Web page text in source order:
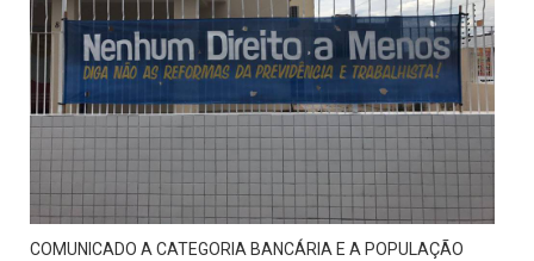
COMUNICADO A CATEGORIA BANCÁRIA E A POPULAÇÃO